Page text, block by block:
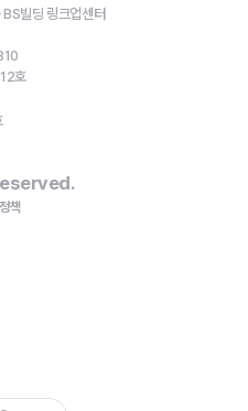
빌딩 링크업센터
호
책